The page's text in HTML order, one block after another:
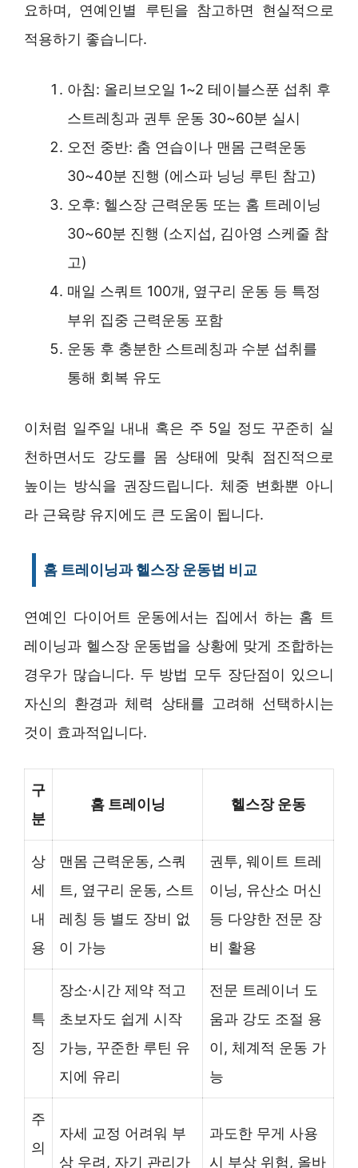
요하며, 연예인별 루틴을 참고하면 현실적으로
적용하기 좋습니다.
아침: 올리브오일 1~2 테이블스푼 섭취 후
스트레칭과 권투 운동 30~60분 실시
오전 중반: 춤 연습이나 맨몸 근력운동
30~40분 진행 (에스파 닝닝 루틴 참고)
오후: 헬스장 근력운동 또는 홈 트레이닝
30~60분 진행 (소지섭, 김아영 스케줄 참
고)
매일 스쿼트 100개, 옆구리 운동 등 특정
부위 집중 근력운동 포함
운동 후 충분한 스트레칭과 수분 섭취를
통해 회복 유도
이처럼 일주일 내내 혹은 주 5일 정도 꾸준히 실
천하면서도 강도를 몸 상태에 맞춰 점진적으로
높이는 방식을 권장드립니다. 체중 변화뿐 아니
라 근육량 유지에도 큰 도움이 됩니다.
홈 트레이닝과 헬스장 운동법 비교
연예인 다이어트 운동에서는 집에서 하는 홈 트
레이닝과 헬스장 운동법을 상황에 맞게 조합하는
경우가 많습니다. 두 방법 모두 장단점이 있으니
자신의 환경과 체력 상태를 고려해 선택하시는
것이 효과적입니다.
구
분
홈 트레이닝 헬스장 운동
상
세
내
용
맨몸 근력운동, 스쿼
트, 옆구리 운동, 스트
레칭 등 별도 장비 없
이 가능
권투, 웨이트 트레
이닝, 유산소 머신
등 다양한 전문 장
비 활용
특
징
장소·시간 제약 적고
초보자도 쉽게 시작
가능, 꾸준한 루틴 유
지에 유리
전문 트레이너 도
움과 강도 조절 용
이, 체계적 운동 가
능
주
의
자세 교정 어려워 부
상 우려, 자기 관리가
과도한 무게 사용
시 부상 위험, 올바